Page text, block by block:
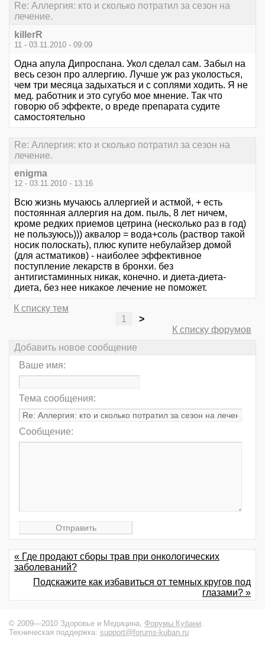
Re: Аллергия: кто и сколько потратил за сезон на
лечение.
killerR
11 - 03.11.2010 - 09:09
Одна апула Дипроспана. Укол сделал сам. Забыл на
весь сезон про аллергию. Лучше уж раз уколосться,
чем три месяца задыхаться и с соплями ходить. Я не
мед. работник и это сугубо мое мнение. Так что
говорю об эффекте, о вреде препарата судите
самостоятельно
Re: Аллергия: кто и сколько потратил за сезон на
лечение.
enigma
12 - 03.11.2010 - 13:16
Всю жизнь мучаюсь аллергией и астмой, + есть
постоянная аллергия на дом. пыль, 8 лет ничем,
кроме редких приемов цетрина (несколько раз в год)
не пользуюсь))) аквалор = вода+соль (раствор такой
носик полоскать), плюс купите небулайзер домой
(для астматиков) - наиболее эффективное
поступление лекарств в бронхи. без
антигистаминных никак, конечно. и диета-диета-
диета, без нее никакое лечение не поможет.
К списку тем
1
>
К списку форумов
Добавить новое сообщение
Ваше имя:
Тема сообщения:
Сообщение:
« Где продают сборы трав при онкологических
заболеваний?
Подскажите как избавиться от темных кругов под
глазами? »
© 2009—2010 Здоровье и Медицина, Форумы Кубани.
Техническая поддержка: support@forums-kuban.ru